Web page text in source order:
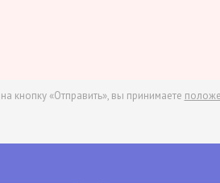
кнопку «Отправить», вы принимаете